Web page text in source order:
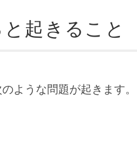
起きること
ような問題が起きます。